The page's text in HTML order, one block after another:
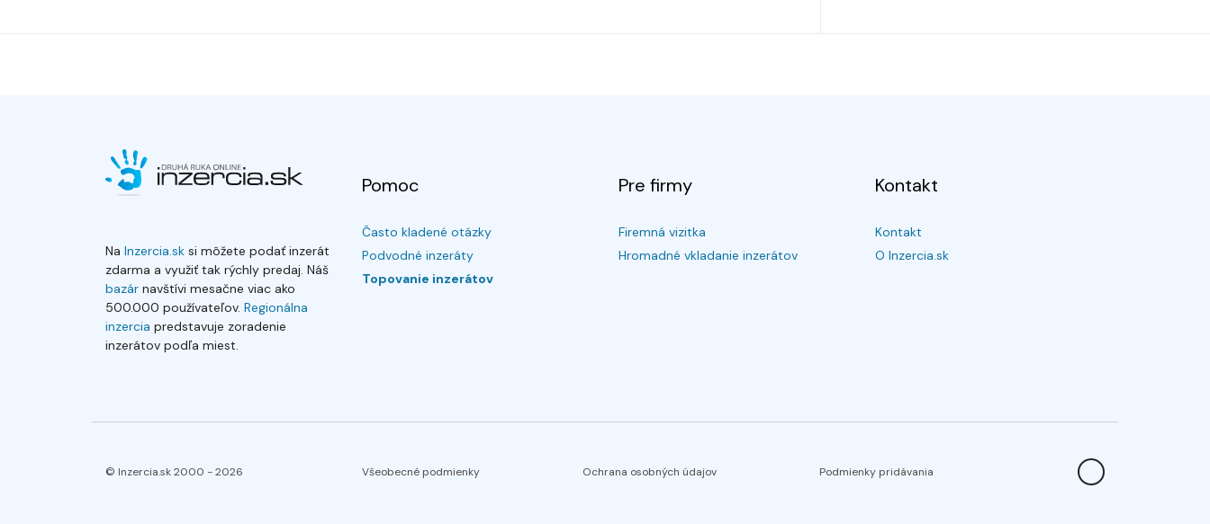
Na Inzercia.sk si môžete podať inzerát
zdarma a využiť tak rýchly predaj. Náš
bazár navštívi mesačne viac ako
500.000 používateľov. Regionálna
inzercia predstavuje zoradenie
inzerátov podľa miest.
Pomoc
Často kladené otázky
Podvodné inzeráty
Topovanie inzerátov
Pre firmy
Firemná vizitka
Hromadné vkladanie inzerátov
Kontakt
Kontakt
O Inzercia.sk
© Inzercia.sk 2000 -2026 Všeobecné podmienky Ochrana osobných údajov Podmienky pridávania